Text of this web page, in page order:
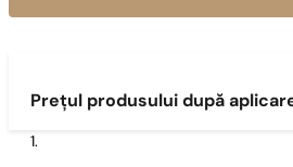
Prețul produsului după